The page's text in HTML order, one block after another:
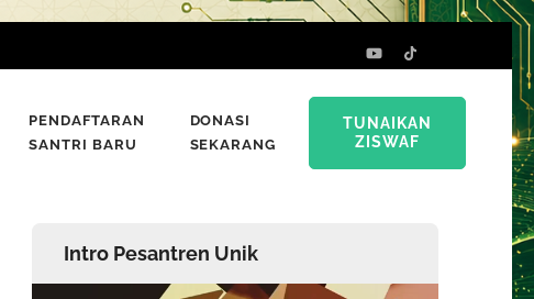
PENDAFTARAN
SANTRI BARU
DONASI
SEKARANG
TUNAIKAN
ZISWAF
Intro Pesantren Unik